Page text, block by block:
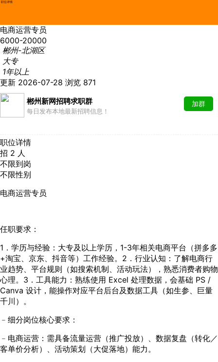
职位详情
电商运营专员
6000-20000
郴州-北湖区
大专
1年以上
更新 2026-07-28 浏览 871
郴州新网招聘求职群
每日发布本地最新招聘信息！
加群
职位详情
招 2 人
不限到岗
不限性别
电商运营专员
任职要求：
1．学历与经验：大专及以上学历，1-3年相关电商平台（拼多多
+淘宝、京东、抖音等）工作经验。2．行业认知：了解电商行
业趋势、平台规则（如搜索机制、活动玩法），熟悉消费者购物
心理。3．工具能力：熟练使用 Excel 处理数据，会基础 PS /
Canva 设计，能操作对应平台后台及数据工具（如生参、巨量
千川）。
﹣细分岗位核心要求：
﹣电商运营：需具备流量运营（推广投放）、数据复盘（转化／
客单价分析）、活动策划（大促落地）能力。